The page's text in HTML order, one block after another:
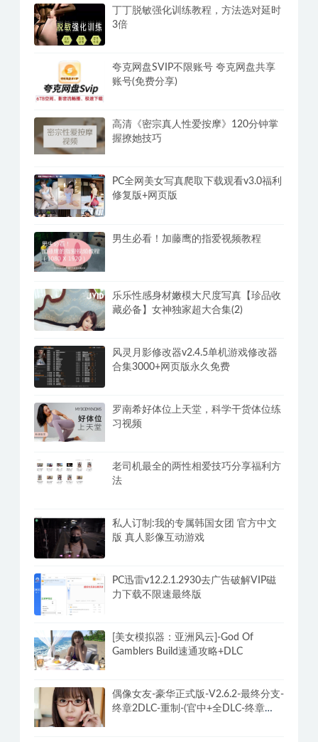
丁丁脱敏强化训练教程，方法选对延时
3倍
夸克网盘SVIP不限账号 夸克网盘共享
账号(免费分享)
高清《密宗真人性爱按摩》120分钟掌
握撩她技巧
PC全网美女写真爬取下载观看v3.0福利
修复版+网页版
男生必看！加藤鹰的指爱视频教程
乐乐性感身材嫩模大尺度写真【珍品收
藏必备】女神独家超大合集(2)
风灵月影修改器v2.4.5单机游戏修改器
合集3000+网页版永久免费
罗南希好体位上天堂，科学干货体位练
习视频
老司机最全的两性相爱技巧分享福利方
法
私人订制:我的专属韩国女团 官方中文
版 真人影像互动游戏
PC迅雷v12.2.1.2930去广告破解VIP磁
力下载不限速最终版
[美女模拟器：亚洲风云]-God Of
Gamblers Build速通攻略+DLC
偶像女友-豪华正式版-V2.6.2-最终分支-
终章2DLC-重制-(官中+全DLC-终章